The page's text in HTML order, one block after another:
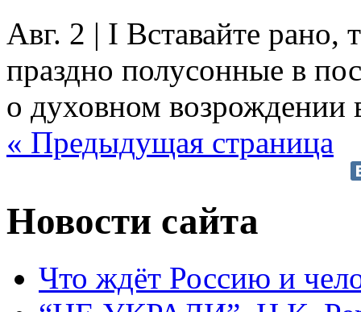
Авг. 2 | I Вставайте рано,
праздно полусонные в
о духовном возрождении
« Предыдущая страница
Новости сайта
Что ждёт Россию и